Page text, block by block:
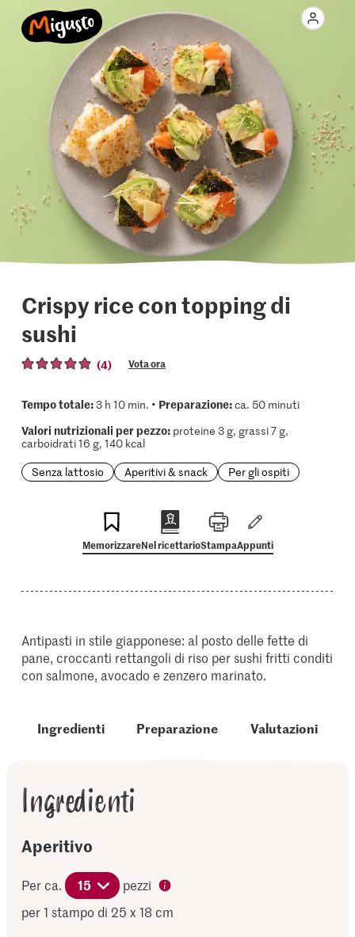
Crispy rice con topping di
sushi
(4) Vota ora
Tempo totale:3 h 10 min. • Preparazione:ca. 50 minuti
Valori nutrizionali per pezzo:proteine 3 g, grassi 7 g,
carboidrati 16 g, 140 kcal
Senza lattosio
Aperitivi & snack Per gli ospiti
MemorizzareNel ricettarioStampaAppunti
Antipasti in stile giapponese: al posto delle fette di
pane, croccanti rettangoli di riso per sushi fritti conditi
con salmone, avocado e zenzero marinato.
Ingredienti Preparazione Valutazioni
Ingredienti
Aperitivo
Per ca. 15
pezzi
per 1 stampo di 25 x 18 cm